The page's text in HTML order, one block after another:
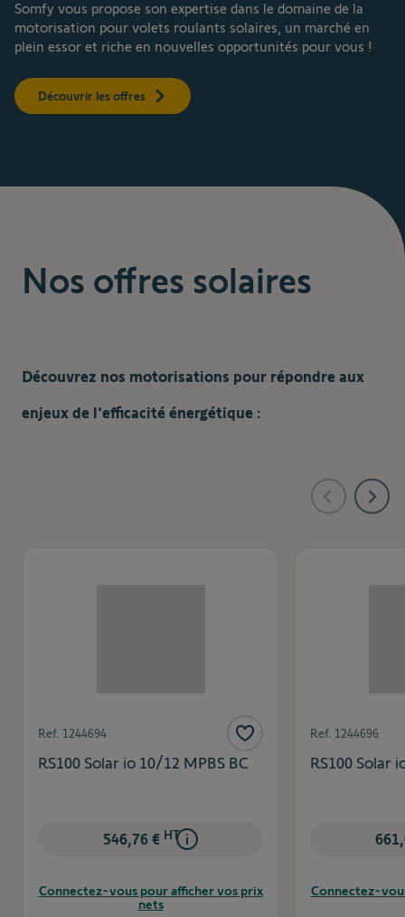
Somfy vous propose son expertise dans le domaine de la
motorisation pour volets roulants solaires, un marché en
plein essor et riche en nouvelles opportunités pour vous !
Découvrir les offres
Nos offres solaires
Découvrez nos motorisations pour répondre aux
enjeux de l'efficacité énergétique :
Ref. 1244694
RS100 Solar io 10/12 MPBS BC
546,76 € HT
Connectez-vous pour afficher vos prix
nets
Ref. 1244696
RS100 Solar
Connectez-